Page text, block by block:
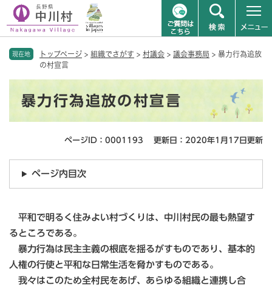
現在地 トップページ > 組織でさがす > 村議会 > 議会事務局 > 暴力行為追放
の村宣言
暴力行為追放の村宣言
ページID：0001193 更新日：2020年1月17日更新
ページ内目次
平和で明るく住みよい村づくりは、中川村民の最も熱望す
るところである。
暴力行為は民主主義の根底を揺るがすものであり、基本的
人権の行使と平和な日常生活を脅かすものである。
我々はこのため全村民をあげ、あらゆる組織と連携し合